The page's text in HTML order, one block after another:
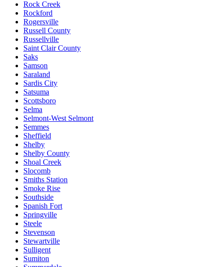
Rock Creek
Rockford
Rogersville
Russell County
Russellville
Saint Clair County
Saks
Samson
Saraland
Sardis City
Satsuma
Scottsboro
Selma
Selmont-West Selmont
Semmes
Sheffield
Shelby
Shelby County
Shoal Creek
Slocomb
Smiths Station
Smoke Rise
Southside
Spanish Fort
Springville
Steele
Stevenson
Stewartville
Sulligent
Sumiton